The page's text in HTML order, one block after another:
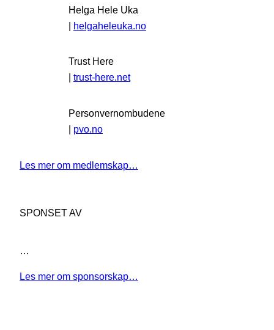
Helga Hele Uka
| helgaheleuka.no
Trust Here
trust-here.net
Personvernombudene
| pvo.no
Les mer om medlemskap…
SPONSET AV
…
Les mer om sponsorskap…